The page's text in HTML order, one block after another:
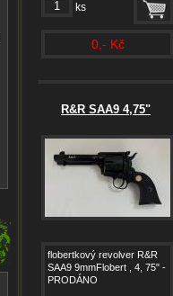
ks
0,- Kč
R&R SAA9 4,75"
flobertkový revolver R&R
SAA9 9mmFlobert , 4, 75" -
PRODÁNO